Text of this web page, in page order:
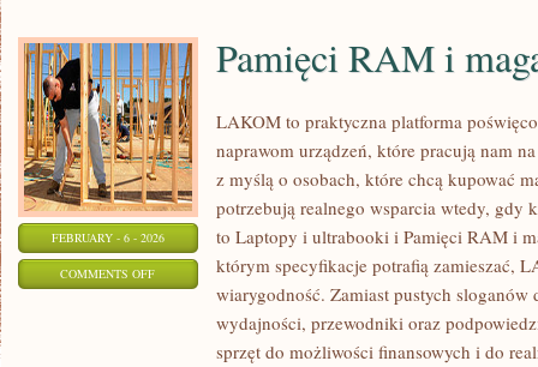
FEBRUARY - 6 - 2026
COMMENTS OFFON
Pamięci RAM i
LAKOM to praktyczna platforma
naprawom urządzeń, które pracują nam
z myślą o osobach, które chcą kupować
potrzebują realnego wsparcia wtedy, gdy
to Laptopy i ultrabooki i Pamięci RAM i
którym specyfikacje potrafią zamieszać,
wiarygodność. Zamiast pustych sloganów
wydajności, przewodniki oraz
sprzęt do możliwości finansowych i do